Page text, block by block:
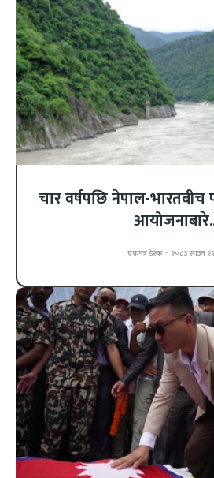
चार वर्षपछि नेपाल-भारतबीच
एकपत्र डेस्क - २०८३ साउन